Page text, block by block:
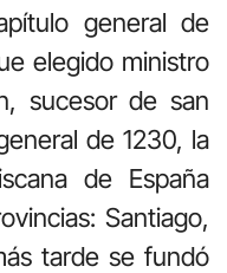
general de
elegido ministro
sucesor de san
de 1230, la
de España
Santiago,
tarde se fundó